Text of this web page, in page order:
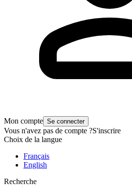
Mon compte Se connecter
Vous n'avez pas de compte ?S'inscrire
Choix de la langue
Français
English
Recherche